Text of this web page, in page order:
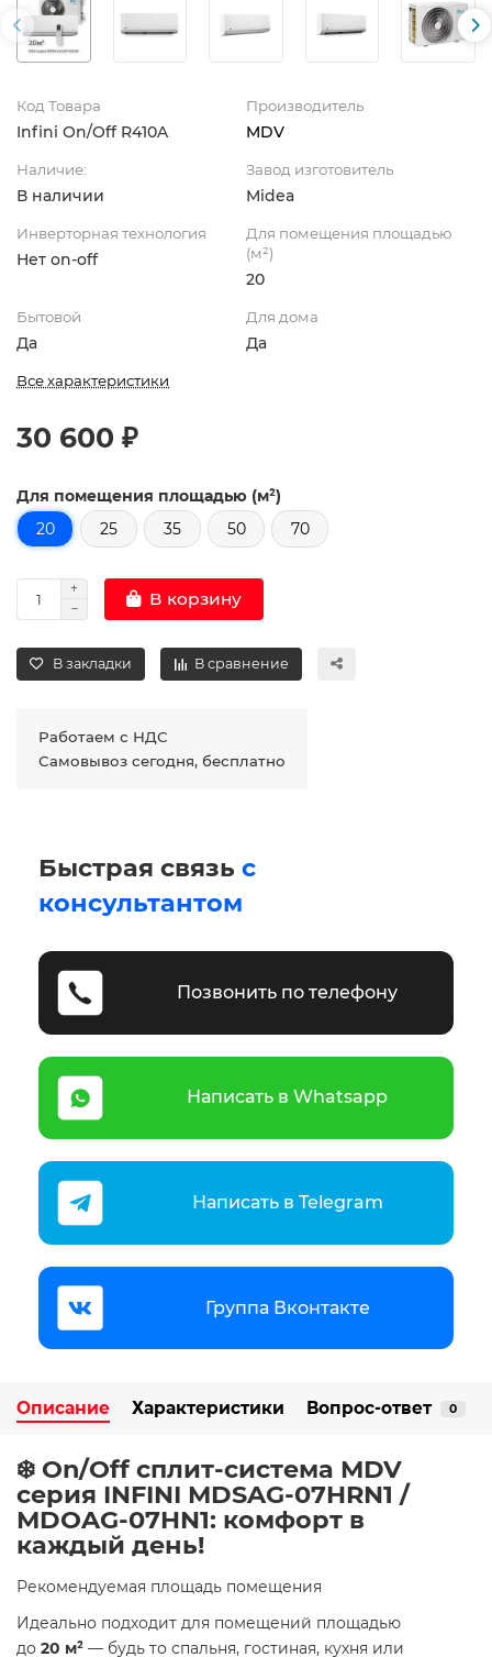
Код Товара
Infini On/Off R410A
Производитель
MDV
Наличие:
В наличии
Завод изготовитель
Midea
Инверторная технология
Нет on-off
Для помещения площадью
(м²)
20
Бытовой
Да
Для дома
Да
Все характеристики
30 600 ₽
Для помещения площадью (м²)
20
25 35 50 70
В корзину
В закладки В сравнение
Работаем с НДС
Самовывоз сегодня, бесплатно
Быстрая связь с
консультантом
Позвонить по телефону
Написать в Whatsapp
Написать в Telegram
Группа Вконтакте
Описание Характеристики Вопрос-ответ 0
❄️ On/Off cплит-система MDV
серия INFINI MDSAG-07HRN1 /
MDOAG-07HN1: комфорт в
каждый день!
Рекомендуемая площадь помещения
Идеально подходит для помещений площадью
до 20 м² — будь то спальня, гостиная, кухня или